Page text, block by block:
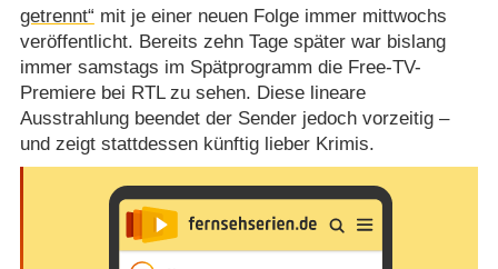
getrennt“ mit je einer neuen Folge immer mittwochs
veröffentlicht. Bereits zehn Tage später war bislang
immer samstags im Spätprogramm die Free-TV-
Premiere bei RTL zu sehen. Diese lineare
Ausstrahlung beendet der Sender jedoch vorzeitig –
und zeigt stattdessen künftig lieber Krimis.